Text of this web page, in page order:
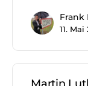
Frank
11. Mai